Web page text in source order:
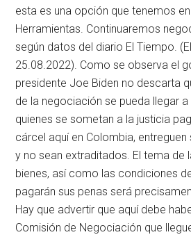
esta es una opción que tenemos
Herramientas. Continuaremos
según datos del diario El Tiempo.
25.08.2022). Como se observa el
presidente Joe Biden no descarta
de la negociación se pueda llegar
quienes se sometan a la justicia
cárcel aquí en Colombia, entreguen
y no sean extraditados. El tema de
bienes, así como las condiciones
pagarán sus penas será
Hay que advertir que aquí debe
Comisión de Negociación que